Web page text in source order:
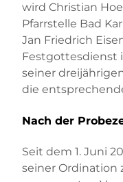
wird Christian
Pfarrstelle Bad
Jan Friedrich
Festgottesdienst
seiner
die
Nach der
Seit dem 1. Juni
seiner Ordination